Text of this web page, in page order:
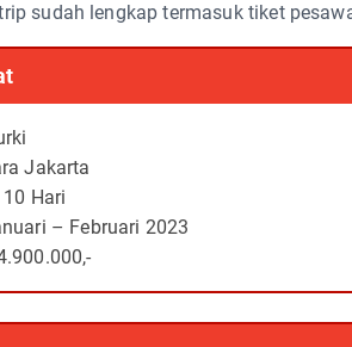
sudah lengkap termasuk tiket
Jakarta
10 Hari
– Februari 2023